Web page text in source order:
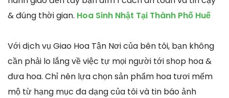
& đúng thời gian. Hoa Sinh Nhật Tại Thành Phố Huế
Với dịch vụ Giao Hoa Tận Nơi của bên tôi, bạn không
cần phải lo lắng về việc tự mọi người tới shop hoa &
đưa hoa. Chỉ nên lựa chọn sản phẩm hoa tươi mếm
mộ từ hạng mục đa dạng của tôi và tin báo ảnh